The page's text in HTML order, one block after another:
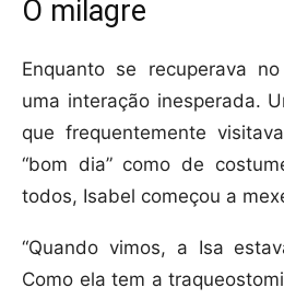
O milagre
Enquanto se recuperava
uma interação inesperada.
que frequentemente
“bom dia” como de
todos, Isabel começou a
“Quando vimos, a Isa
Como ela tem a